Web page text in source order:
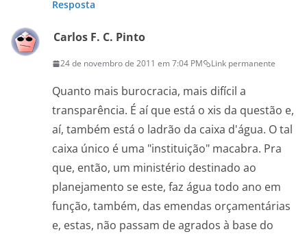
Resposta
Carlos F. C. Pinto
24 de novembro de 2011 em 7:04 PM Link permanente
Quanto mais burocracia, mais difícil a
transparência. É aí que está o xis da questão e,
aí, também está o ladrão da caixa d'água. O tal
caixa único é uma "instituição" macabra. Pra
que, então, um ministério destinado ao
planejamento se este, faz água todo ano em
função, também, das emendas orçamentárias
e, estas, não passam de agrados à base do